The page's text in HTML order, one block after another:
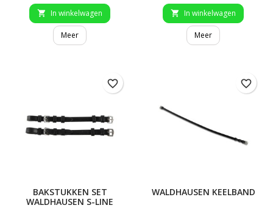
 In winkelwagen
Meer
 In winkelwagen
Meer
BAKSTUKKEN SET
WALDHAUSEN S-LINE
favorite_border
WALDHAUSEN KEELBAND
favorite_border